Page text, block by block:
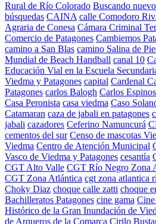
Rural de Río Colorado Buscando
búsquedas CAINA calle Comodoro
Agraria de Conesa Cámara Criminal
Comercio de Patagones Cambiemos
camino a San Blas camino Salina de
Mundial de Beach Handball canal 10
Educación Vial en la Escuela
Viedma y Patagones capital Cardenal
Patagones carlos Balogh Carlos
Casa Peronista casa viedma Caso
Catamaran caza de jabali en patagones
jabali cazadores Ceferino Namuncurá
cementos del sur Censo de mascotas
Viedma Centro de Atención Municipal
Vasco de Viedma y Patagones cesantía
CGT Alto Valle CGT Río Negro Zona
CGT Zona Atlántica cgt zona atlantica
Choky Diaz choque calle zatti choque
Bachilleratos Patagones cine gama
Histórico de la Gran Inundación de
de Arqueros de la Comarca Cirilo